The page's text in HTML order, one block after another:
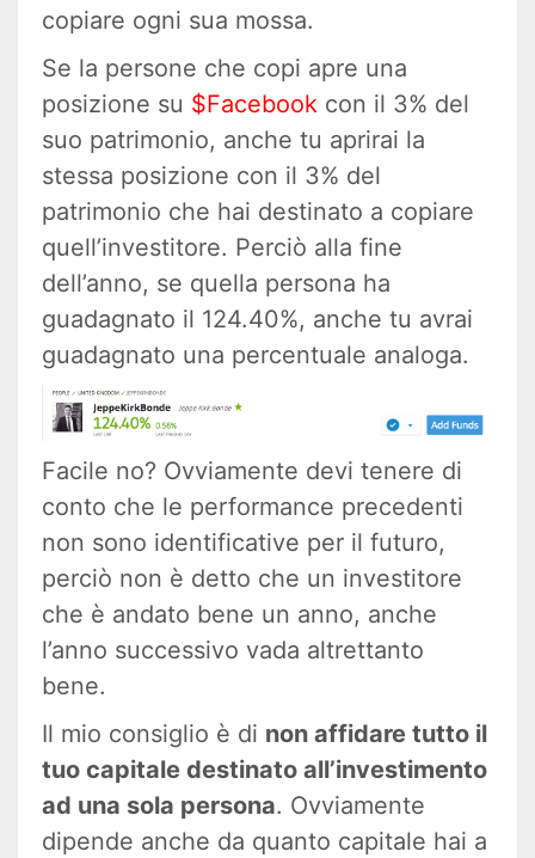
copiare ogni sua mossa.
Se la persone che copi apre una
posizione su $Facebook con il 3% del
suo patrimonio, anche tu aprirai la
stessa posizione con il 3% del
patrimonio che hai destinato a copiare
quell’investitore. Perciò alla fine
dell’anno, se quella persona ha
guadagnato il 124.40%, anche tu avrai
guadagnato una percentuale analoga.
Facile no? Ovviamente devi tenere di
conto che le performance precedenti
non sono identificative per il futuro,
perciò non è detto che un investitore
che è andato bene un anno, anche
l’anno successivo vada altrettanto
bene.
Il mio consiglio è di non affidare tutto il
tuo capitale destinato all’investimento
ad una sola persona. Ovviamente
dipende anche da quanto capitale hai a